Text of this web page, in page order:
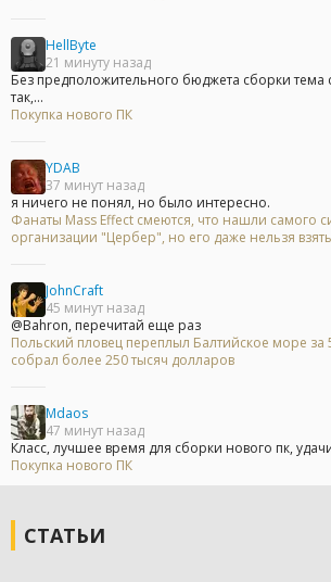
HellByte
21 минуту назад
Без предположительного бюджета сборки тема
так,...
Покупка нового ПК
YDAB
37 минут назад
я ничего не понял, но было интересно.
Фанаты Mass Effect смеются, что нашли самого
организации "Цербер", но его даже нельзя
JohnCraft
45 минут назад
@Bahron, перечитай еще раз
Польский пловец переплыл Балтийское море за
собрал более 250 тысяч долларов
Mdaos
47 минут назад
Класс, лучшее время для сборки нового пк,
Покупка нового ПК
СТАТЬИ